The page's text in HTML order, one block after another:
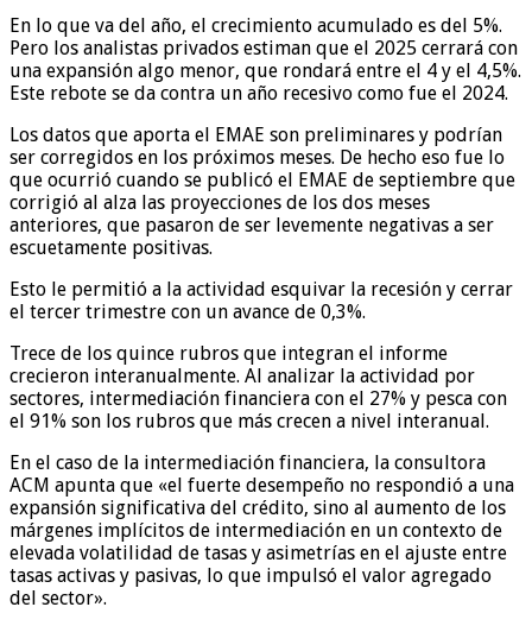
En lo que va del año, el crecimiento acumulado es del 5%.
Pero los analistas privados estiman que el 2025 cerrará con
una expansión algo menor, que rondará entre el 4 y el 4,5%.
Este rebote se da contra un año recesivo como fue el 2024.
Los datos que aporta el EMAE son preliminares y podrían
ser corregidos en los próximos meses. De hecho eso fue lo
que ocurrió cuando se publicó el EMAE de septiembre que
corrigió al alza las proyecciones de los dos meses
anteriores, que pasaron de ser levemente negativas a ser
escuetamente positivas.
Esto le permitió a la actividad esquivar la recesión y cerrar
el tercer trimestre con un avance de 0,3%.
Trece de los quince rubros que integran el informe
crecieron interanualmente. Al analizar la actividad por
sectores, intermediación financiera con el 27% y pesca con
el 91% son los rubros que más crecen a nivel interanual.
En el caso de la intermediación financiera, la consultora
ACM apunta que «el fuerte desempeño no respondió a una
expansión significativa del crédito, sino al aumento de los
márgenes implícitos de intermediación en un contexto de
elevada volatilidad de tasas y asimetrías en el ajuste entre
tasas activas y pasivas, lo que impulsó el valor agregado
del sector».